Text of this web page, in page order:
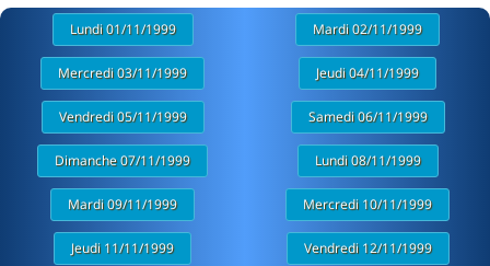
Lundi 01/11/1999 Mardi 02/11/1999
Mercredi 03/11/1999 Jeudi 04/11/1999
Vendredi 05/11/1999 Samedi 06/11/1999
Dimanche 07/11/1999 Lundi 08/11/1999
Mardi 09/11/1999 Mercredi 10/11/1999
Jeudi 11/11/1999 Vendredi 12/11/1999